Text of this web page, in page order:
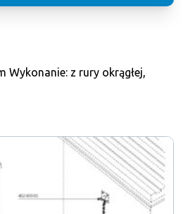
Wykonanie: z rury okrągłej,